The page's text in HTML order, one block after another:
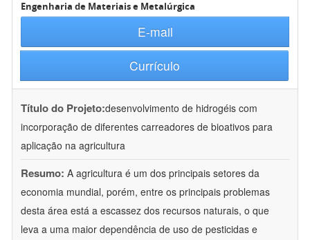
Engenharia de Materiais e Metalúrgica
E-mail
Currículo
Título do Projeto:desenvolvimento de hidrogéis com
incorporação de diferentes carreadores de bioativos para
aplicação na agricultura
Resumo: A agricultura é um dos principais setores da
economia mundial, porém, entre os principais problemas
desta área está a escassez dos recursos naturais, o que
leva a uma maior dependência de uso de pesticidas e